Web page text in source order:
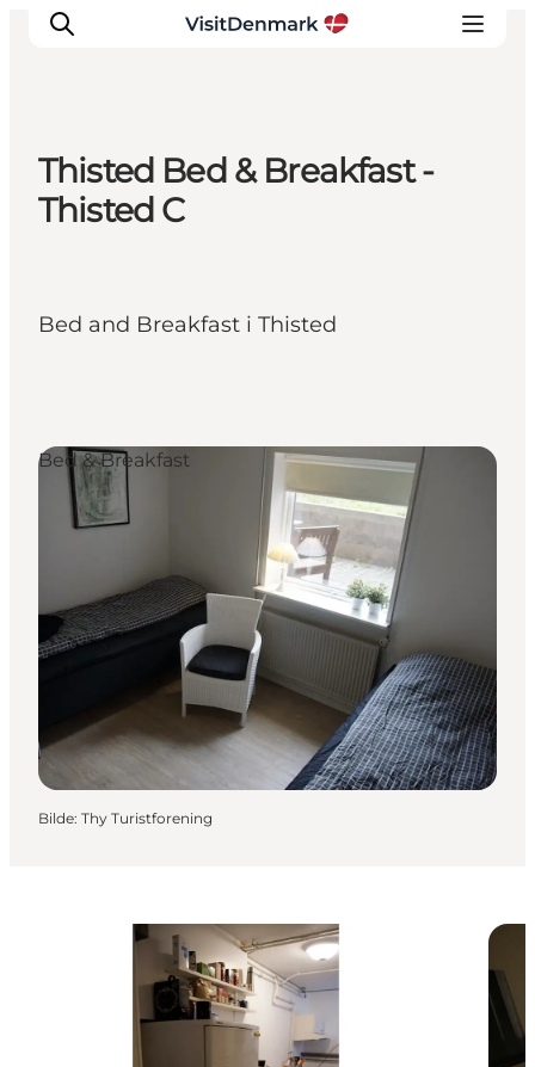
Inspirasjon
Planlegg reisen
Thisted Bed & Breakfast -
Thisted C
Bed and Breakfast i Thisted
Bed & Breakfast
Bilde: Thy Turistforening